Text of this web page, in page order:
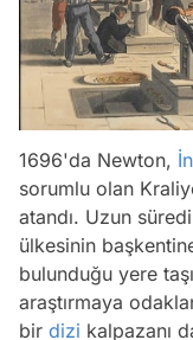
1696'da Newton,
sorumlu olan
atandı. Uzun
ülkesinin
bulunduğu yere
araştırmaya
bir dizi kalpazanı